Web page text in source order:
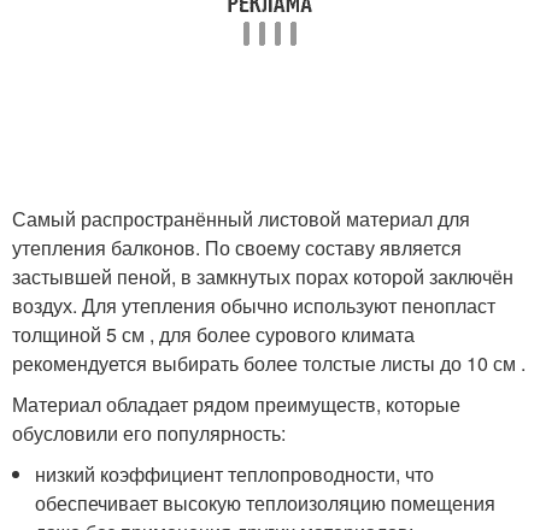
Самый распространённый листовой материал для
утепления балконов. По своему составу является
застывшей пеной, в замкнутых порах которой заключён
воздух. Для утепления обычно используют пенопласт
толщиной 5 см , для более сурового климата
рекомендуется выбирать более толстые листы до 10 см .
Материал обладает рядом преимуществ, которые
обусловили его популярность:
низкий коэффициент теплопроводности, что
обеспечивает высокую теплоизоляцию помещения